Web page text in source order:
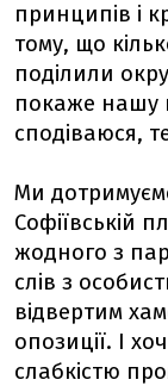
принципів і
тому, що
поділили
покаже нашу
сподіваюся,
Ми
Софіївській
жодного з
слів з
відвертим
опозиції. І
слабкістю